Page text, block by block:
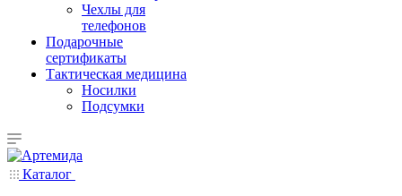
Чехлы для
телефонов
Подарочные
сертификаты
Тактическая медицина
Носилки
Подсумки
Каталог